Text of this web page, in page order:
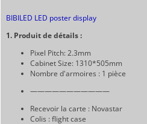
BIBILED LED poster display
1. Produit de détails :
Pixel Pitch: 2.3mm
Cabinet Size: 1310*505mm
Nombre d'armoires : 1 pièce
———————————
Recevoir la carte : Novastar
Colis : flight case